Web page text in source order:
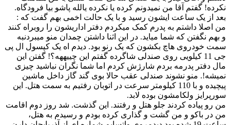
نکرده! گفتم آقا من نمیدونم کرده یا نکرده یالله پاشو بیا فرودگاه.
بعد از یک ساعت ایشون رسید و با یک حالت اخمی بهم گفت که :
من اصلا داشتم به پدرم کمک میکردم دفتر اداریشون را روبراه کنند
و بهم نگفتن که شما میاید. در این اثنا داشتن چمدان منو میبردنبه
سمت خودروی هاچ بکشون که یک رنو بود. دیدم اه یک کپسول ال پی
جی 11 کیلویی روی صندلی شاگرده گفتم این چییههه؟! گفتن این
مال دفتر پدرمه بردم شارژش کردم اما شما نگران نباشید چیزی
نمیشه!. منو نشوند صندلی عقب حالا بوی گند گاز داخل ماشین
پیچیده و با 110 کیلومتر سرعت در اتوبان رفتیم به سمت هتل. این
سورپرایز ولکامشون بوده لابد.
من رو پیاده کردند جلو هتل و رفتند. این گذشت. شد روز دوم اقامت
من در باکو و من گشت و گذاری کرده بودم و رسیدم به هتل،